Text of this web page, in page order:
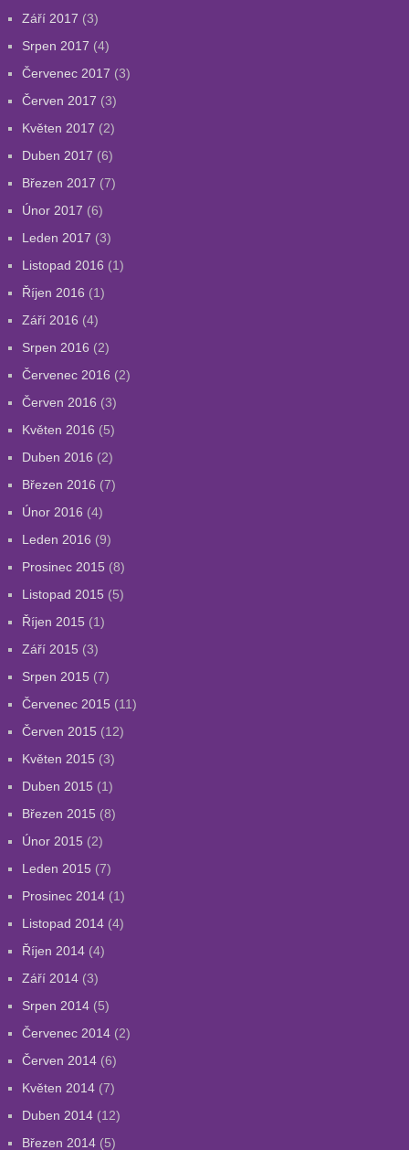
Září 2017 (3)
Srpen 2017 (4)
Červenec 2017 (3)
Červen 2017 (3)
Květen 2017 (2)
Duben 2017 (6)
Březen 2017 (7)
Únor 2017 (6)
Leden 2017 (3)
Listopad 2016 (1)
Říjen 2016 (1)
Září 2016 (4)
Srpen 2016 (2)
Červenec 2016 (2)
Červen 2016 (3)
Květen 2016 (5)
Duben 2016 (2)
Březen 2016 (7)
Únor 2016 (4)
Leden 2016 (9)
Prosinec 2015 (8)
Listopad 2015 (5)
Říjen 2015 (1)
Září 2015 (3)
Srpen 2015 (7)
Červenec 2015 (11)
Červen 2015 (12)
Květen 2015 (3)
Duben 2015 (1)
Březen 2015 (8)
Únor 2015 (2)
Leden 2015 (7)
Prosinec 2014(1)
Listopad 2014(4)
Říjen 2014(4)
Září 2014(3)
Srpen 2014(5)
Červenec 2014(2)
Červen 2014(6)
Květen 2014(7)
Duben 2014(12)
Březen 2014(5)